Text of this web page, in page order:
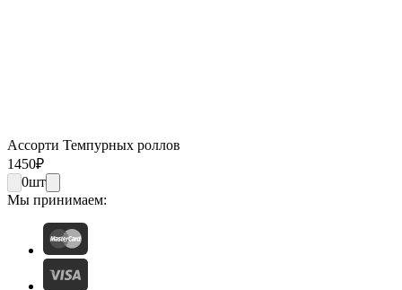
Ассорти Темпурных роллов
1450₽
0шт
Мы принимаем: